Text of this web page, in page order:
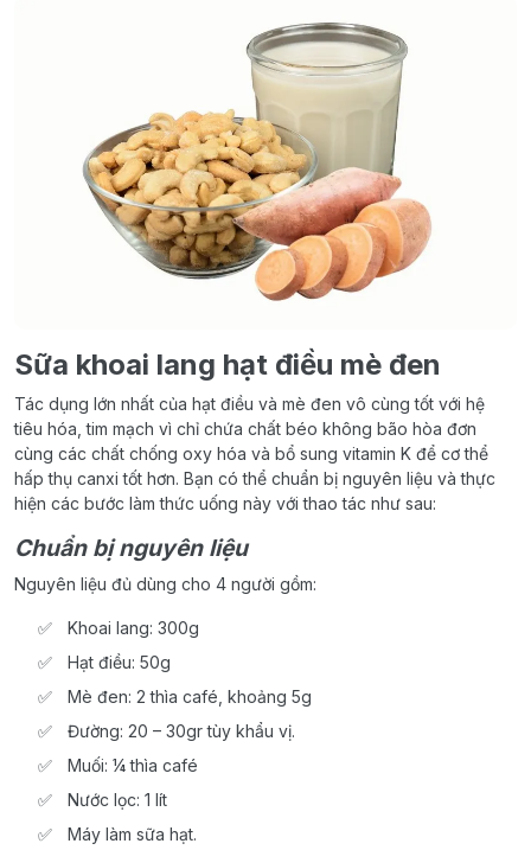
Sữa khoai lang hạt điều mè đen
Tác dụng lớn nhất của hạt điều và mè đen vô cùng tốt với hệ
tiêu hóa, tim mạch vì chỉ chứa chất béo không bão hòa đơn
cùng các chất chống oxy hóa và bổ sung vitamin K để cơ thể
hấp thụ canxi tốt hơn. Bạn có thể chuẩn bị nguyên liệu và thực
hiện các bước làm thức uống này với thao tác như sau:
Chuẩn bị nguyên liệu
Nguyên liệu đủ dùng cho 4 người gồm:
Khoai lang: 300g
Hạt điều: 50g
Mè đen: 2 thìa café, khoảng 5g
Đường: 20 – 30gr tùy khẩu vị.
Muối: ¼ thìa café
Nước lọc: 1 lít
Máy làm sữa hạt.